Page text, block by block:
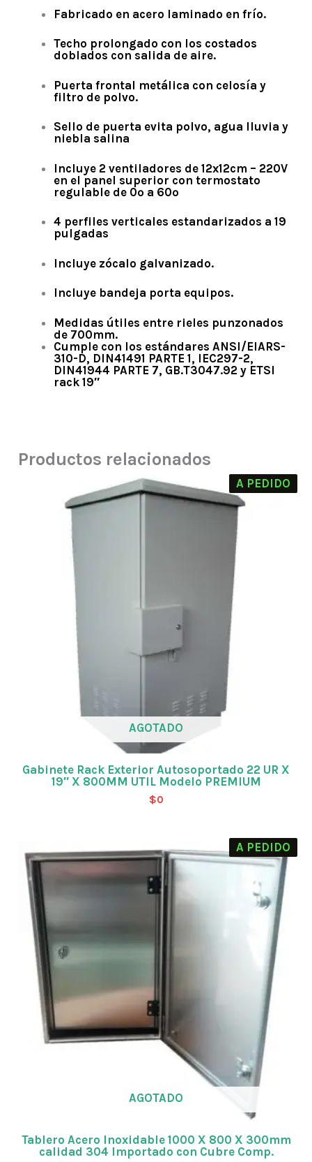
Fabricado en acero laminado en frío.
Techo prolongado con los costados
doblados con salida de aire.
Puerta frontal metálica con celosía y
filtro de polvo.
Sello de puerta evita polvo, agua lluvia y
niebla salina
Incluye 2 ventiladores de 12x12cm – 220V
en el panel superior con termostato
regulable de 0º a 60º
4 perfiles verticales estandarizados a 19
pulgadas
Incluye zócalo galvanizado.
Incluye bandeja porta equipos.
Medidas útiles entre rieles punzonados
de 700mm.
Cumple con los estándares ANSI/EIARS-
310-D, DIN41491 PARTE 1, IEC297-2,
DIN41944 PARTE 7, GB.T3047.92 y ETSI
rack 19″
Productos relacionados
A PEDIDO
AGOTADO
Gabinete Rack Exterior Autosoportado 22 UR X
19″ X 800MM UTIL Modelo PREMIUM
$0
A PEDIDO
AGOTADO
Tablero Acero Inoxidable 1000 X 800 X 300mm
calidad 304 Importado con Cubre Comp.